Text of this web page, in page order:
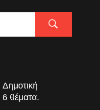
Δημοτική
θέματα.